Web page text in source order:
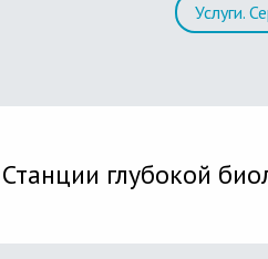
Услуги.
Станции глубокой